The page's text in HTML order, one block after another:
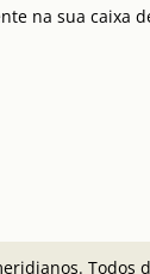
na sua caixa
Todos